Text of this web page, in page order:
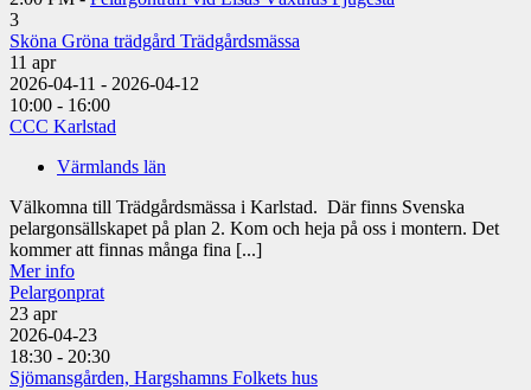
3
Sköna Gröna trädgård Trädgårdsmässa
11 apr
2026-04-11 - 2026-04-12
10:00 - 16:00
CCC Karlstad
Värmlands län
Välkomna till Trädgårdsmässa i Karlstad. Där finns Svenska
pelargonsällskapet på plan 2. Kom och heja på oss i montern. Det
kommer att finnas många fina [...]
Mer info
Pelargonprat
23 apr
2026-04-23
18:30 - 20:30
Sjömansgården, Hargshamns Folkets hus